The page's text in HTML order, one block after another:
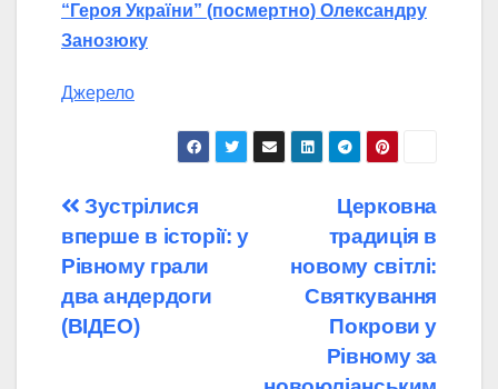
“Героя України” (посмертно) Олександру
Занозюку
Джерело
Навігація
записів
Церковна
традиція в
новому світлі:
Святкування
Покрови у
Рівному за
Зустрілися
вперше в історії: у
Рівному грали
два андердоги
(ВІДЕО)